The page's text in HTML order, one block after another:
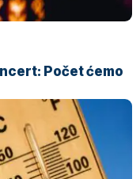
Počet ćemo